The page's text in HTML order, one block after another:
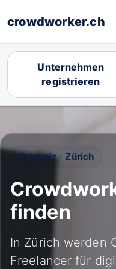
crowdworker.ch
Unternehmen
registrieren
Schweiz · Zürich
finden
In Zürich werden
Freelancer für